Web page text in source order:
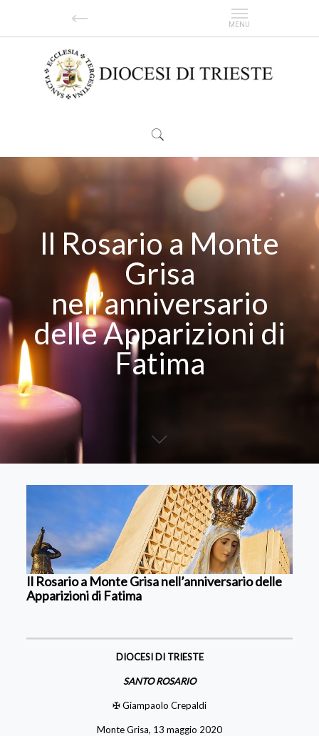
Il Rosario a Monte
Grisa
nell’anniversario
delle Apparizioni di
Fatima
Il Rosario a Monte Grisa nell’anniversario delle
Apparizioni di Fatima
DIOCESI DI TRIESTE
SANTO ROSARIO
✠ Giampaolo Crepaldi
Monte Grisa, 13 maggio 2020